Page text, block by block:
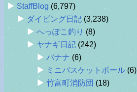
StaffBlog (6,797)
ダイビング日記 (3,238)
へっぽこ釣り (8)
ヤナギ日記 (242)
バナナ (6)
ミニバスケットボール (6)
竹富町消防団 (18)